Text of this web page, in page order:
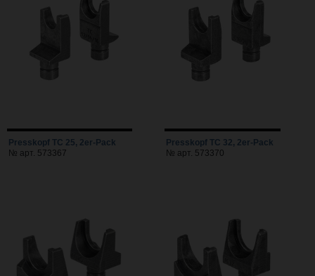
Presskopf TC 25, 2er-Pack
№ арт. 573367
Presskopf TC 32, 2er-Pack
№ арт. 573370